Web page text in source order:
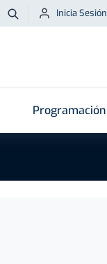
Buscar
Inicia Sesión
Programación